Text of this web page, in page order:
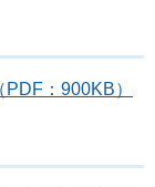
：900KB）